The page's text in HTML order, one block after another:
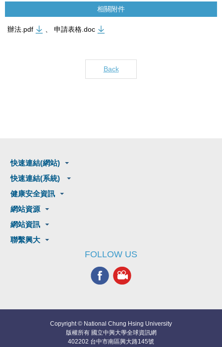
相關附件
辦法.pdf 申請表格.doc
Back
快速連結(網站)
快速連結(系統)
健康安全資訊
網站資源
網站資訊
聯繫興大
FOLLOW US
Copyright © National Chung Hsing University
版權所有 國立中興大學全球資訊網
402202 台中市南區興大路145號